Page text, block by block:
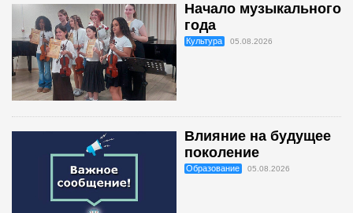
Начало музыкального
года
Культура 05.08.2026
Влияние на будущее
поколение
Образование 05.08.2026